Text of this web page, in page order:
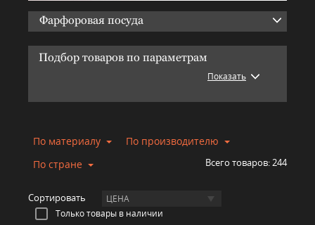
Фарфоровая посуда
Подбор товаров по параметрам
Показать
По материалу
По производителю
По стране
Всего товаров:244
Сортировать ЦЕНА
Только товары в наличии